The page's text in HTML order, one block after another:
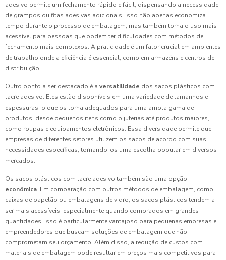
adesivo permite um fechamento rápido e fácil, dispensando a necessidade
de grampos ou fitas adesivas adicionais. Isso não apenas economiza
tempo durante o processo de embalagem, mas também torna o uso mais
acessível para pessoas que podem ter dificuldades com métodos de
fechamento mais complexos. A praticidade é um fator crucial em ambientes
de trabalho onde a eficiência é essencial, como em armazéns e centros de
distribuição.
Outro ponto a ser destacado é a versatilidade dos sacos plásticos com
lacre adesivo. Eles estão disponíveis em uma variedade de tamanhos e
espessuras, o que os torna adequados para uma ampla gama de
produtos, desde pequenos itens como bijuterias até produtos maiores,
como roupas e equipamentos eletrônicos. Essa diversidade permite que
empresas de diferentes setores utilizem os sacos de acordo com suas
necessidades específicas, tornando-os uma escolha popular em diversos
mercados.
Os sacos plásticos com lacre adesivo também são uma opção
econômica. Em comparação com outros métodos de embalagem, como
caixas de papelão ou embalagens de vidro, os sacos plásticos tendem a
ser mais acessíveis, especialmente quando comprados em grandes
quantidades. Isso é particularmente vantajoso para pequenas empresas e
empreendedores que buscam soluções de embalagem que não
comprometam seu orçamento. Além disso, a redução de custos com
materiais de embalagem pode resultar em preços mais competitivos para